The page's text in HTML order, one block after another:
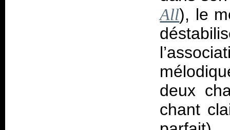
All), le
deux
chant